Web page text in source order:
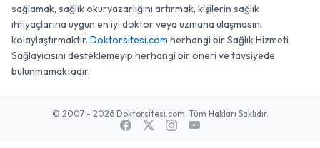
sağlamak, sağlık okuryazarlığını artırmak, kişilerin sağlık
ihtiyaçlarına uygun en iyi doktor veya uzmana ulaşmasını
kolaylaştırmaktır. Doktorsitesi.com herhangi bir Sağlık Hizmeti
Sağlayıcısını desteklemeyip herhangi bir öneri ve tavsiyede
bulunmamaktadır.
© 2007 - 2026 Doktorsitesi.com. Tüm Hakları Saklıdır.